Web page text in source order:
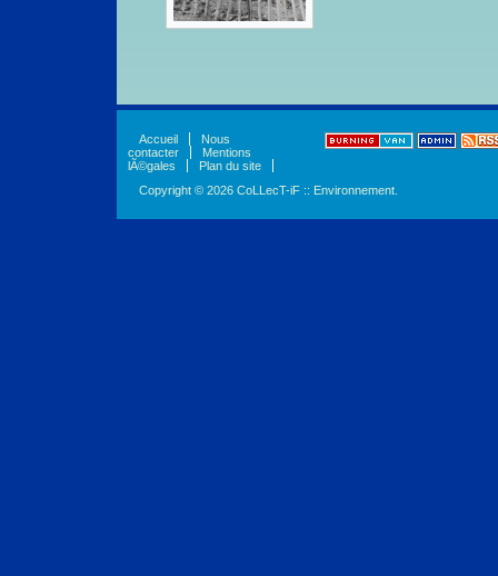
Accueil
Nous
contacter
Mentions
lÃ©gales
Plan du site
Copyright © 2026 CoLLecT-iF :: Environnement.